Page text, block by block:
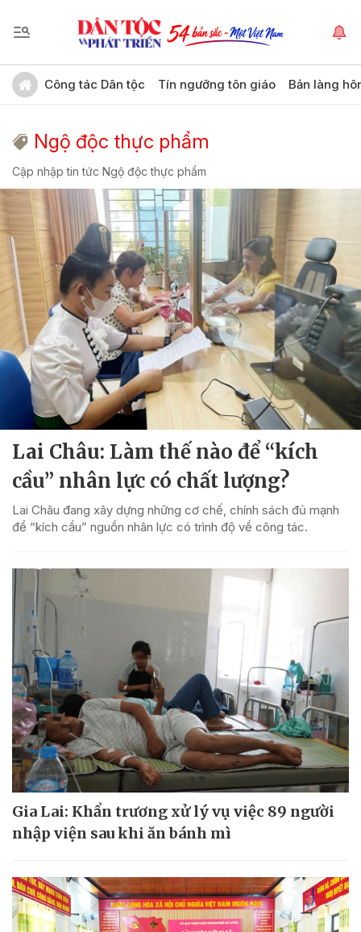
Công tác Dân tộc Tín ngưỡng tôn giáo Bản làng
Ngộ độc thực phẩm
Cập nhập tin tức Ngộ độc thực phẩm
Lai Châu: Làm thế nào để “kích
cầu” nhân lực có chất lượng?
Lai Châu đang xây dựng những cơ chế, chính sách đủ mạnh
để “kích cầu” nguồn nhân lực có trình độ về công tác.
Gia Lai: Khẩn trương xử lý vụ việc 89 người
nhập viện sau khi ăn bánh mì